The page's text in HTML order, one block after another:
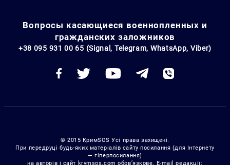
Вопросы касающиеся военнопленных и
гражданских заложников
+38 095 931 00 65 (Signal, Telegram, WhatsApp, Viber)
© 2015 КримSOS Усі права захищені.
При передруці будь-яких матеріалів сайту посилання (для Інтернету
— гіперпосилання)
на авторів і сайт krymsos.com обов’язкове. E-mail редакції: